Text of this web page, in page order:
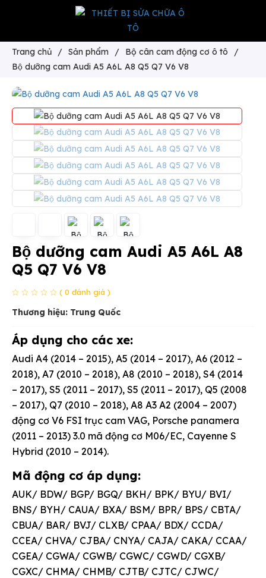
Trang chủ / Sản phẩm / Bộ cân cam động cơ ô tô
/
Bộ dưỡng cam Audi A5 A6L A8 Q5 Q7 V6 V8
Bộ dưỡng cam Audi A5 A6L A8
Q5 Q7 V6 V8
( 0 đánh giá )
Thương hiệu: Trung Quốc
Áp dụng cho các xe:
Audi A4 (2014 – 2015), A5 (2014 – 2017), A6 (2012 –
2018), A7 (2010 – 2018), A8 (2010 – 2018), S4 (2014
– 2017), S5 (2011 – 2017), S5 (2011 – 2017), Q5 (2008
– 2017), Q7 (2010 – 2018), A8 A3 A2 (2004 – 2007)
động cơ V6 FSI trục cam VAG, Porsche panamera
(2011 – 2013) 3.0 mã động cơ M06/EC, Cayenne S
Hybrid (2010 – 2014).
Mã động cơ áp dụng:
AUK/ BDW/ BGP/ BGQ/ BKH/ BPK/ BYU/ BVI/
BNS/ BYH/ CAUA/ BXA/ BSM/ BPR/ BPS/ CBTA/
CBUA/ BAR/ BVJ/ CLXB/ CPAA/ BDX/ CCDA/
CCEA/ CHVA/ CJBA/ CNYA/ CAJA/ CAKA/ CCAA/
CGEA/ CGWA/ CGWB/ CGWC/ CGWD/ CGXB/
CGXC/ CHMA/ CHMB/ CJTB/ CJTC/ CJWC/